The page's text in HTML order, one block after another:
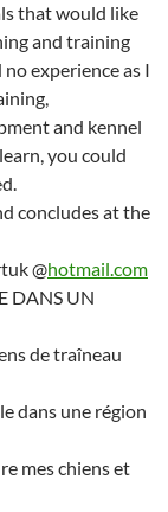
that would like
and training
experience as I
and kennel
you could
concludes at the
@hotmail.com
DANS UN
de traîneau
dans une région
mes chiens et